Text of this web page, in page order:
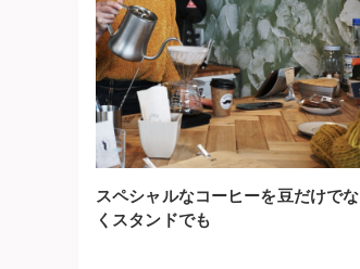
スペシャルなコーヒーを豆だけでな
くスタンドでも